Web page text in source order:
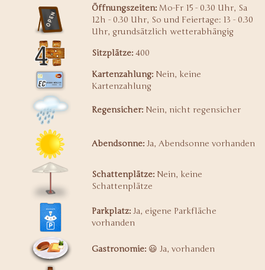
Öffnungszeiten: Mo-Fr 15 - 0.30 Uhr, Sa
12h - 0.30 Uhr, So und Feiertage: 13 - 0.30
Uhr, grundsätzlich wetterabhängig
Sitzplätze: 400
Kartenzahlung: Nein, keine
Kartenzahlung
Regensicher: Nein, nicht regensicher
Abendsonne: Ja, Abendsonne vorhanden
Schattenplätze: Nein, keine
Schattenplätze
Parkplatz: Ja, eigene Parkfläche
vorhanden
Gastronomie: 😃 Ja, vorhanden